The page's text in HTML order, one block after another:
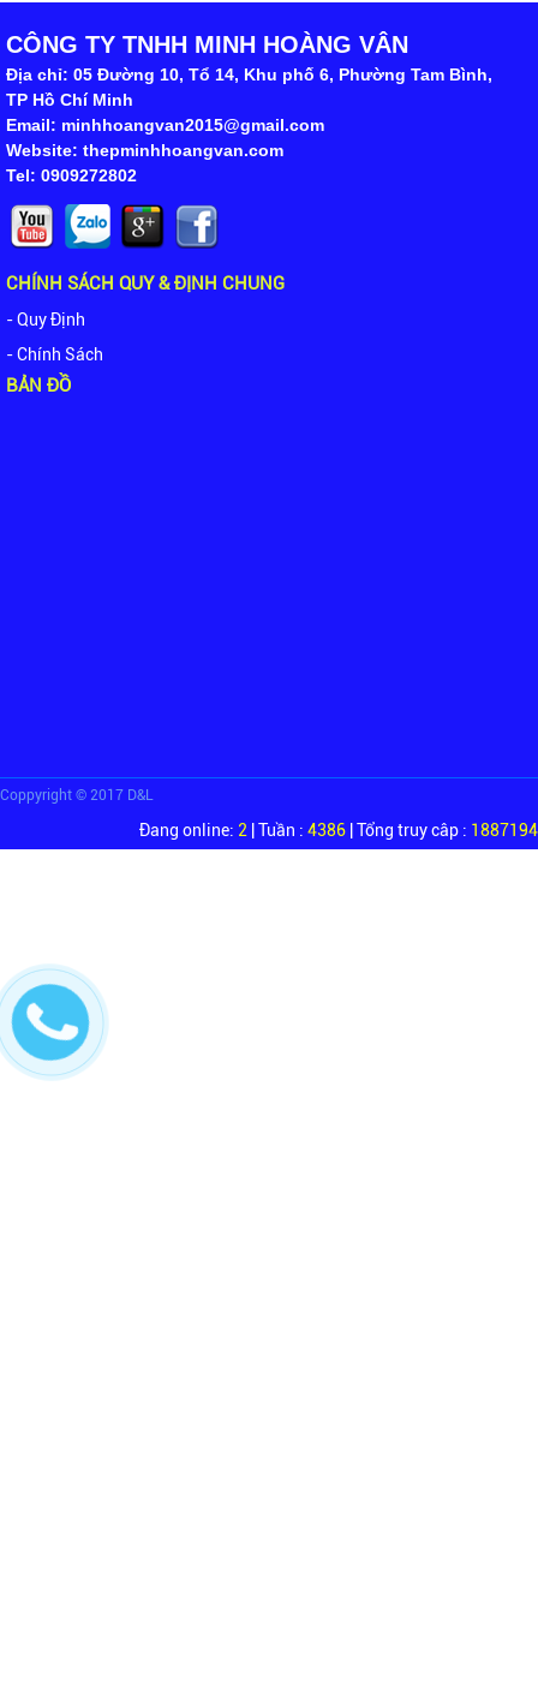
CÔNG TY TNHH MINH HOÀNG VÂN
Địa chỉ: 05 Đường 10, Tổ 14, Khu phố 6, Phường Tam Bình,
TP Hồ Chí Minh
Email: minhhoangvan2015@gmail.com
Website: thepminhhoangvan.com
Tel: 0909272802
CHÍNH SÁCH QUY & ĐỊNH CHUNG
- Quy Định
- Chính Sách
BẢN ĐỒ
Coppyright © 2017 D&L
Đang online: 2 | Tuần : 4386 | Tổng truy câp : 1887194